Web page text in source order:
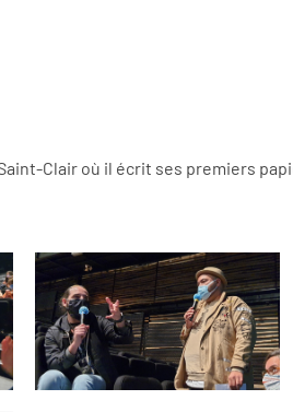
Clair où il écrit ses premiers